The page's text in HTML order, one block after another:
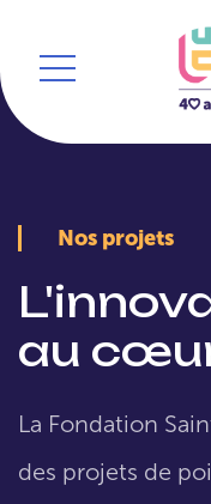
Nos projets
au
La Fondation
des projets de